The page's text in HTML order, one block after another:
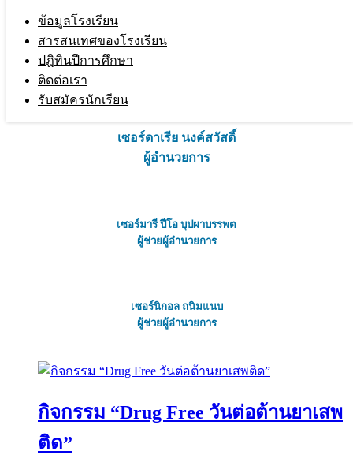
ข้อมูลโรงเรียน
สารสนเทศของโรงเรียน
ปฎิทินปีการศึกษา
ติดต่อเรา
รับสมัครนักเรียน
เซอร์มาร์การิตา กิจเจริญ
เซอร์ดาเรีย นงค์สวัสดิ์
ผู้อำนวยการ
เซอร์มารี ปีโอ บุปผาบรรพต
ผู้ช่วยผู้อำนวยการ
เซอร์นิกอล ถนิมแนบ
ผู้ช่วยผู้อำนวยการ
กิจกรรม “Drug Free วันต่อต้านยาเสพ
ติด”